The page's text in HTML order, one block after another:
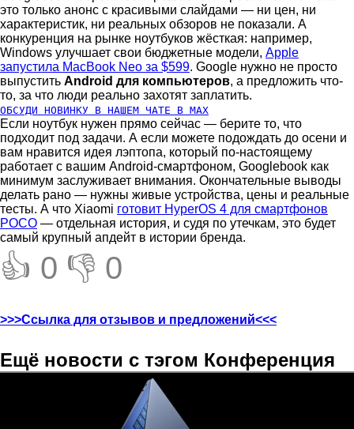
это только анонс с красивыми слайдами — ни цен, ни
характеристик, ни реальных обзоров не показали. А
конкуренция на рынке ноутбуков жёсткая: например,
Windows улучшает свои бюджетные модели, Apple
запустила MacBook Neo за $599. Google нужно не просто
выпустить Android для компьютеров, а предложить что-
то, за что люди реально захотят заплатить.
ОБСУДИ НОВИНКУ В НАШЕМ ЧАТЕ В MAX
Если ноутбук нужен прямо сейчас — берите то, что
подходит под задачи. А если можете подождать до осени и
вам нравится идея лэптопа, который по-настоящему
работает с вашим Android-смартфоном, Googlebook как
минимум заслуживает внимания. Окончательные выводы
делать рано — нужны живые устройства, цены и реальные
тесты. А что Xiaomi готовит HyperOS 4 для смартфонов
POCO — отдельная история, и судя по утечкам, это будет
самый крупный апдейт в истории бренда.
👍 0 👎 0
>>>Ссылка для отзывов и предложений<<<
Ещё новости с тэгом Конференция